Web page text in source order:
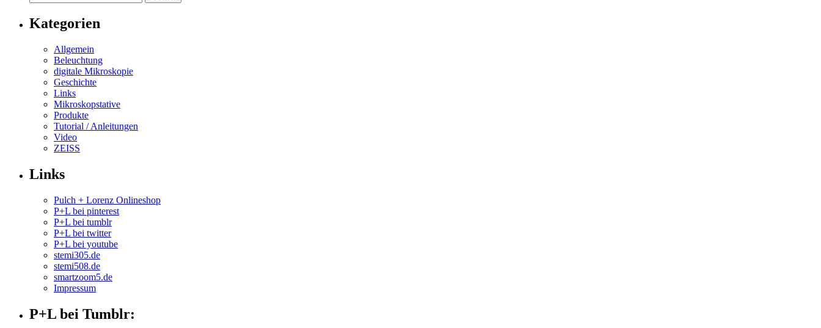
nach:
Kategorien
Allgemein
Beleuchtung
digitale Mikroskopie
Geschichte
Links
Mikroskopstative
Produkte
Tutorial / Anleitungen
Video
ZEISS
Links
Pulch + Lorenz Onlineshop
P+L bei pinterest
P+L bei tumblr
P+L bei twitter
P+L bei youtube
stemi305.de
stemi508.de
smartzoom5.de
Impressum
P+L bei Tumblr: